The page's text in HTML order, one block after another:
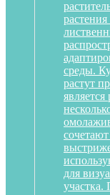
среды.
растут
для
участка.